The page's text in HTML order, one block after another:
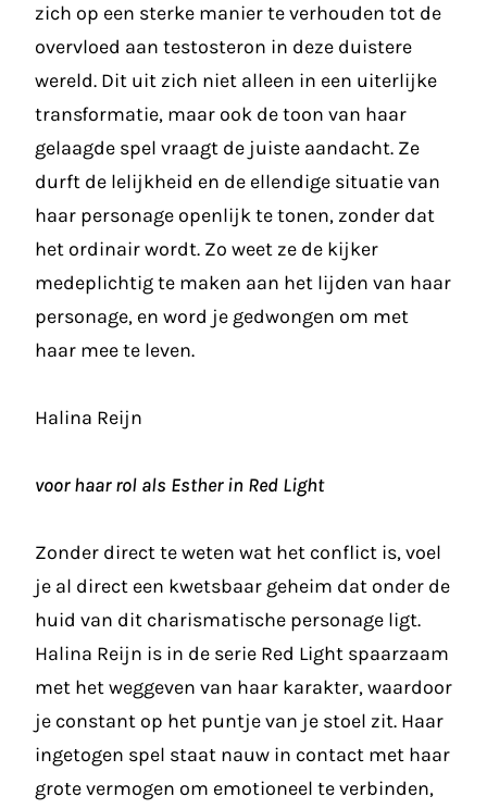
zich op een sterke manier te verhouden tot de
overvloed aan testosteron in deze duistere
wereld. Dit uit zich niet alleen in een uiterlijke
transformatie, maar ook de toon van haar
gelaagde spel vraagt de juiste aandacht. Ze
durft de lelijkheid en de ellendige situatie van
haar personage openlijk te tonen, zonder dat
het ordinair wordt. Zo weet ze de kijker
medeplichtig te maken aan het lijden van haar
personage, en word je gedwongen om met
haar mee te leven.
Halina Reijn
voor haar rol als Esther in Red Light
Zonder direct te weten wat het conflict is, voel
je al direct een kwetsbaar geheim dat onder de
huid van dit charismatische personage ligt.
Halina Reijn is in de serie Red Light spaarzaam
met het weggeven van haar karakter, waardoor
je constant op het puntje van je stoel zit. Haar
ingetogen spel staat nauw in contact met haar
grote vermogen om emotioneel te verbinden,